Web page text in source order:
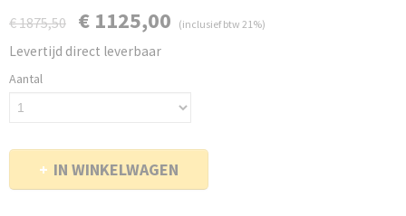
€ 1875,50 € 1125,00 (inclusief btw 21%)
Levertijd direct leverbaar
Aantal
IN WINKELWAGEN